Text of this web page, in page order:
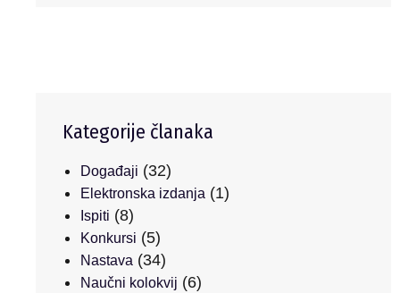
Kategorije članaka
Događaji (32)
Elektronska izdanja (1)
Ispiti (8)
Konkursi (5)
Nastava (34)
Naučni kolokvij (6)